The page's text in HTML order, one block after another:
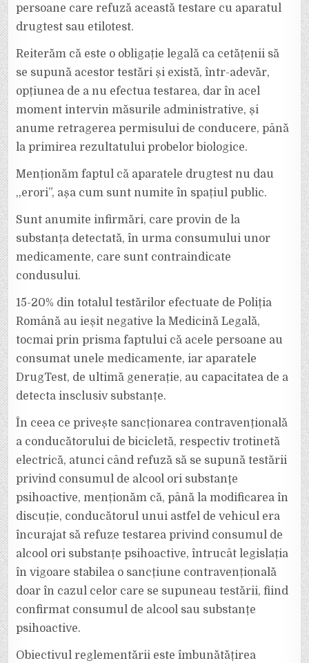
persoane care refuză această testare cu aparatul
drugtest sau etilotest.
Reiterăm că este o obligație legală ca cetățenii să
se supună acestor testări și există, într-adevăr,
opțiunea de a nu efectua testarea, dar în acel
moment intervin măsurile administrative, și
anume retragerea permisului de conducere, până
la primirea rezultatului probelor biologice.
Menționăm faptul că aparatele drugtest nu dau
,,erori”, așa cum sunt numite în spațiul public.
Sunt anumite infirmări, care provin de la
substanța detectată, în urma consumului unor
medicamente, care sunt contraindicate
condusului.
15-20% din totalul testărilor efectuate de Poliția
Română au ieșit negative la Medicină Legală,
tocmai prin prisma faptului că acele persoane au
consumat unele medicamente, iar aparatele
DrugTest, de ultimă generație, au capacitatea de a
detecta insclusiv substanțe.
În ceea ce privește sancționarea contravențională
a conducătorului de bicicletă, respectiv trotinetă
electrică, atunci când refuză să se supună testării
privind consumul de alcool ori substanţe
psihoactive, menționăm că, până la modificarea în
discuție, conducătorul unui astfel de vehicul era
încurajat să refuze testarea privind consumul de
alcool ori substanțe psihoactive, întrucât legislația
în vigoare stabilea o sancțiune contravențională
doar în cazul celor care se supuneau testării, fiind
confirmat consumul de alcool sau substanțe
psihoactive.
Obiectivul reglementării este îmbunătățirea